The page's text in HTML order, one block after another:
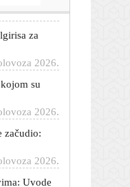
za
2026.
su
2026.
začudio:
2026.
Uvode